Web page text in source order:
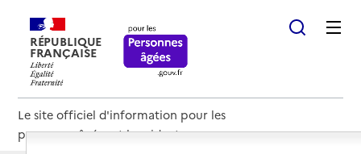
RÉPUBLIQUE
FRANÇAISE
Le site officiel d'information pour les
personnes âgées et les aidants